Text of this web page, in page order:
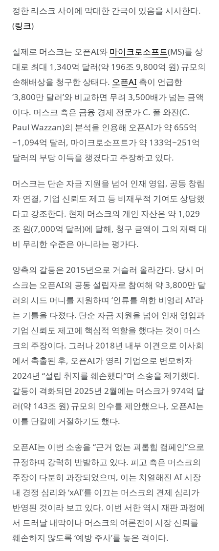
정한 리스크 사이에 막대한 간극이 있음을 시사한다.
(링크)
실제로 머스크는 오픈AI와 마이크로소프트(MS)를 상
대로 최대 1,340억 달러(약 196조 9,800억 원) 규모의
손해배상을 청구한 상태다. 오픈AI 측이 언급한
‘3,800만 달러’와 비교하면 무려 3,500배가 넘는 금액
이다. 머스크 측은 금융 경제 전문가 C. 폴 와잔(C.
Paul Wazzan)의 분석을 인용해 오픈AI가 약 655억
~1,094억 달러, 마이크로소프트가 약 133억~251억
달러의 부당 이득을 챙겼다고 주장하고 있다.
머스크는 단순 자금 지원을 넘어 인재 영입, 공동 창립
자 연결, 기업 신뢰도 제고 등 비재무적 기여도 상당했
다고 강조한다. 현재 머스크의 개인 자산은 약 1,029
조 원(7,000억 달러)에 달해, 청구 금액이 그의 재력 대
비 무리한 수준은 아니라는 평가다.
양측의 갈등은 2015년으로 거슬러 올라간다. 당시 머
스크는 오픈AI의 공동 설립자로 참여해 약 3,800만 달
러의 시드 머니를 지원하며 ‘인류를 위한 비영리 AI’라
는 기틀을 다졌다. 단순 자금 지원을 넘어 인재 영입과
기업 신뢰도 제고에 핵심적 역할을 했다는 것이 머스
크의 주장이다. 그러나 2018년 내부 이견으로 이사회
에서 축출된 후, 오픈AI가 영리 기업으로 변모하자
2024년 “설립 취지를 훼손했다”며 소송을 제기했다.
갈등이 격화되던 2025년 2월에는 머스크가 974억 달
러(약 143조 원) 규모의 인수를 제안했으나, 오픈AI는
이를 단칼에 거절하기도 했다.
오픈AI는 이번 소송을 “근거 없는 괴롭힘 캠페인”으로
규정하며 강력히 반발하고 있다. 피고 측은 머스크의
주장이 다분히 과장되었으며, 이는 치열해진 AI 시장
내 경쟁 심리와 ‘xAI’를 이끄는 머스크의 견제 심리가
반영된 것이라 보고 있다. 이번 서한 역시 재판 과정에
서 드러날 내막이나 머스크의 여론전이 시장 신뢰를
훼손하지 않도록 ‘예방 주사’를 놓은 격이다.